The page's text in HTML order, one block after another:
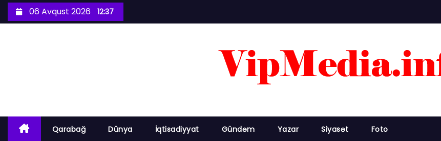
k
06 Avqust 2026 12:37
Qarabağ Dünya İqtisadiyyat Gündəm Yazar Siyasət Foto